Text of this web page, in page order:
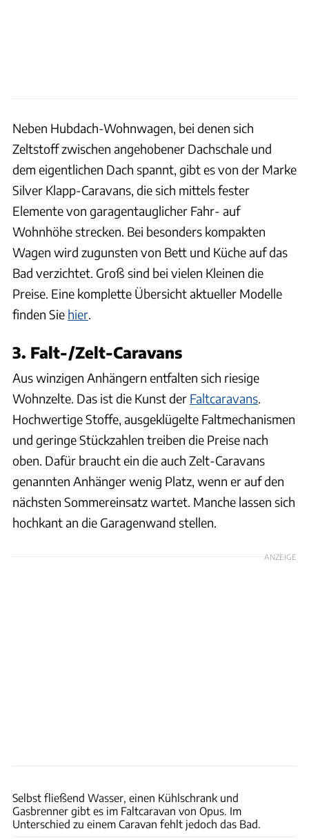
Neben Hubdach-Wohnwagen, bei denen sich
Zeltstoff zwischen angehobener Dachschale und
dem eigentlichen Dach spannt, gibt es von der Marke
Silver Klapp-Caravans, die sich mittels fester
Elemente von garagentauglicher Fahr- auf
Wohnhöhe strecken. Bei besonders kompakten
Wagen wird zugunsten von Bett und Küche auf das
Bad verzichtet. Groß sind bei vielen Kleinen die
Preise. Eine komplette Übersicht aktueller Modelle
finden Sie hier.
3. Falt-/Zelt-Caravans
Aus winzigen Anhängern entfalten sich riesige
Wohnzelte. Das ist die Kunst der Faltcaravans.
Hochwertige Stoffe, ausgeklügelte Faltmechanismen
und geringe Stückzahlen treiben die Preise nach
oben. Dafür braucht ein die auch Zelt-Caravans
genannten Anhänger wenig Platz, wenn er auf den
nächsten Sommereinsatz wartet. Manche lassen sich
hochkant an die Garagenwand stellen.
ANZEIGE
Selbst fließend Wasser, einen Kühlschrank und
Gasbrenner gibt es im Faltcaravan von Opus. Im
Unterschied zu einem Caravan fehlt jedoch das Bad.